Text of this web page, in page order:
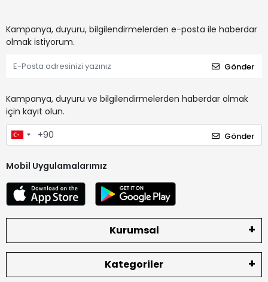
Kampanya, duyuru, bilgilendirmelerden e-posta ile haberdar
olmak istiyorum.
Gönder
Kampanya, duyuru ve bilgilendirmelerden haberdar olmak
için kayıt olun.
Gönder
Mobil Uygulamalarımız
Kurumsal
Kategoriler